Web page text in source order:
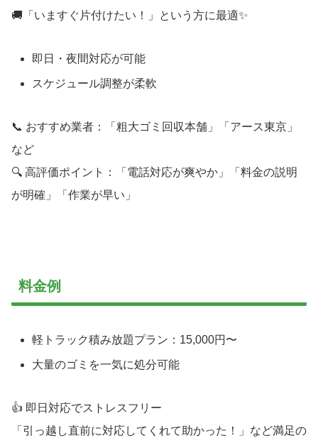
🚚「いますぐ片付けたい！」という方に最適✨
即日・夜間対応が可能
スケジュール調整が柔軟
📞 おすすめ業者：「粗大ゴミ回収本舗」「アース東京」
など
🔍 高評価ポイント：「電話対応が爽やか」「料金の説明
が明確」「作業が早い」
料金例
軽トラック積み放題プラン：15,000円〜
大量のゴミを一気に処分可能
👍 即日対応でストレスフリー
「引っ越し直前に対応してくれて助かった！」など満足の